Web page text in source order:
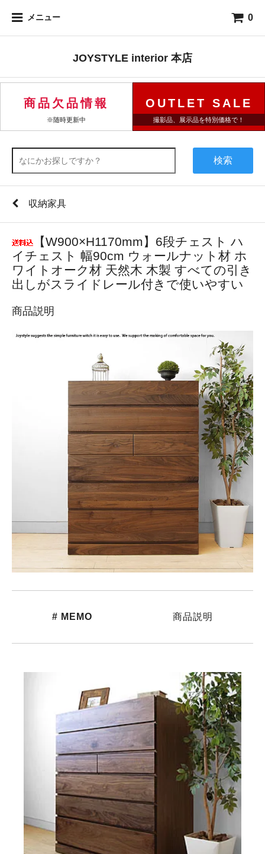
メニュー 0
JOYSTYLE interior 本店
商品欠品情報
※随時更新中
OUTLET SALE
撮影品、展示品を特別価格で！
検索
収納家具
【W900×H1170mm】6段チェスト ハ
イチェスト 幅90cm ウォールナット材 ホ
ワイトオーク材 天然木 木製 すべての引き
出しがスライドレール付きで使いやすい
商品説明
# MEMO 商品説明